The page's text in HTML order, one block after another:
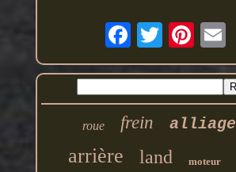
roue frein alliage
arrière land moteur